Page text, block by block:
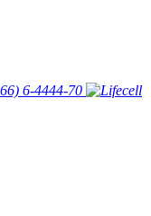
6-4444-70